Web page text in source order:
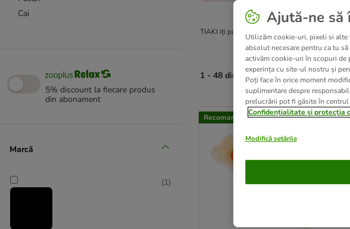
Cai
5% discount la fiecare produs
din abonament
Marcă
(1)
TIAKI iți pune la dispoziție o varietete de
1 - 48 din 592 rezultate
product items have been changed
Recomandat de zooplus
Ajută-ne să
Utilizăm cookie-uri, pixeli si
absolut necesare pentru ca tu
activăm cookie-uri în scopuri de
experința cu site-ul nostru și
Poți face în orice moment
suplimentare despre
prelucrării pot fi găsite în
Confidențialitate și protecția
Modifică setările